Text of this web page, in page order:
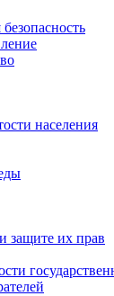
населения
защите их прав